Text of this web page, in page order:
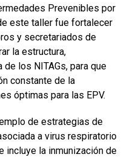
Prevenibles por
este taller fue fortalecer
y secretariados de
la estructura,
los NITAGs, para que
constante de la
óptimas para las EPV.
de estrategias de
a virus respiratorio
incluye la inmunización de